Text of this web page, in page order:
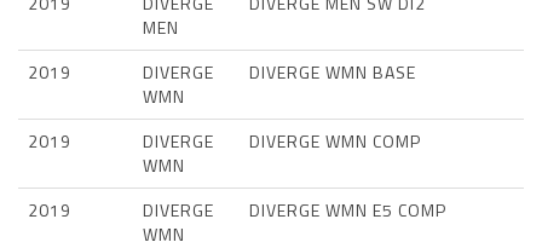
MEN
2019
DIVERGE
WMN
DIVERGE WMN BASE
2019
DIVERGE
WMN
DIVERGE WMN COMP
2019
DIVERGE
WMN
DIVERGE WMN E5 COMP